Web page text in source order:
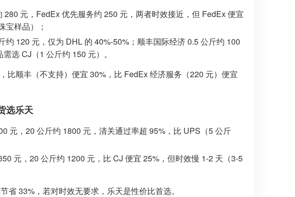
280 元，FedEx 优先服务约 250 元，两者时效接近，但 FedEx 便宜
宝样品）；
约 120 元，仅为 DHL 的 40%-50%；顺丰国际经济 0.5 公斤约 100
选 CJ（1 公斤约 150 元）。
比顺丰（不支持）便宜 30%，比 FedEx 经济服务（220 元）便宜
选乐天
元，20 公斤约 1800 元，清关通过率超 95%，比 UPS（5 公斤
元，20 公斤约 1200 元，比 CJ 便宜 25%，但时效慢 1-2 天（3-5
省 33%，若对时效无要求，乐天是性价比首选。